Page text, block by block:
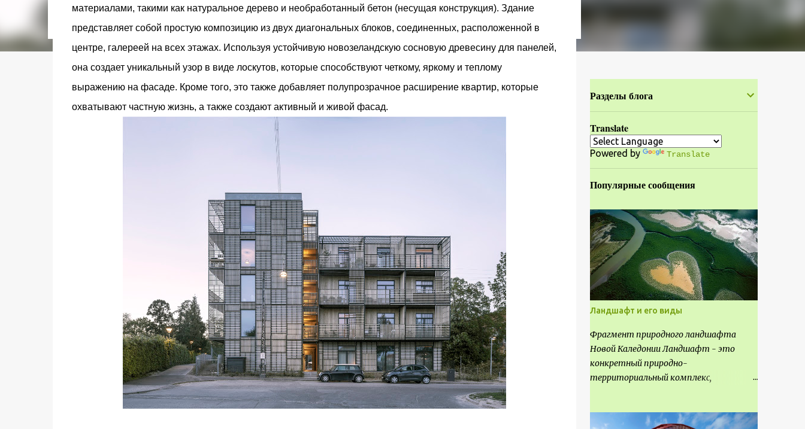
городском конкурсе 2021 года и получением престижной награды «Серебряная пирамида глобального
современный средиземноморский манифест. Архитекторы стремились объединить память о военном
прошлом участка с принц...
материалами, такими как натуральное дерево и необработанный бетон (несущая конструкция). Здание
представляет собой простую композицию из двух диагональных блоков, соединенных, расположенной в
центре, галереей на всех этажах. Используя устойчивую новозеландскую сосновую древесину для панелей,
она создает уникальный узор в виде лоскутов, которые способствуют четкому, яркому и теплому
выражению на фасаде. Кроме того, это также добавляет полупрозрачное расширение квартир, которые
охватывают частную жизнь, а также создают активный и живой фасад.
Разделы блога
Translate
Powered by Translate
Популярные сообщения
Ландшафт и его виды
Фрагмент природного ландшафта
Новой Каледонии Ландшафт - это
конкретный природно-
территориальный комплекс,
карте и географическое название.